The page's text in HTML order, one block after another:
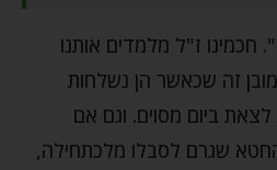
ז"ל מלמדים אותנו
זה שכאשר הן נשלחות
ביום מסוים. וגם אם
שגרם לסבלו מלכתחילה,